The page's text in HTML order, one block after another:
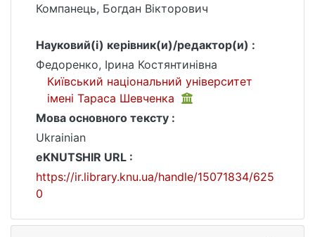
Компанець, Богдан Вікторович
Науковий(і) керівник(и)/редактор(и) :
Федоренко, Ірина Костянтинівна
Київський національний університет
імені Тараса Шевченка
Мова основного тексту :
Ukrainian
eKNUTSHIR URL :
https://ir.library.knu.ua/handle/15071834/625
0